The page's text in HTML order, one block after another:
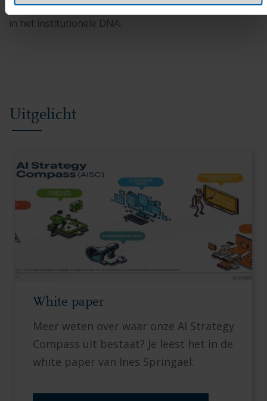
Het resultaat: blijvende verandering die ingebed wordt
in het institutionele DNA.
Uitgelicht
White paper
Meer weten over waar onze AI Strategy
Compass uit bestaat? Je leest het in de
white paper van Ines Springael.